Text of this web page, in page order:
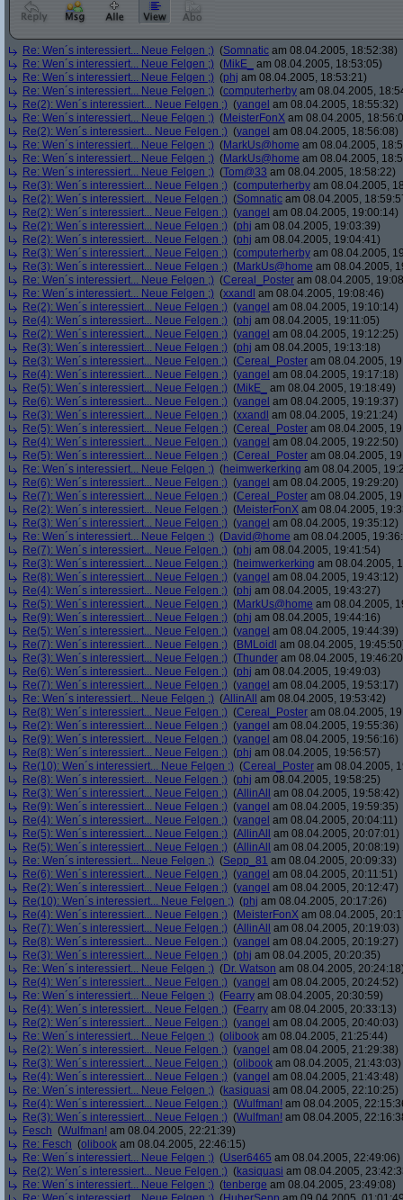
Re: Wen´s interessiert... Neue Felgen ;) (Somnatic am 08.04.2005, 18:52:38)
Re: Wen´s interessiert... Neue Felgen ;) (MikE_
am 08.04.2005, 18:53:05)
Re: Wen´s interessiert... Neue Felgen ;) (phj am 08.04.2005, 18:53:21)
Re: Wen´s interessiert... Neue Felgen ;) (computerherby am 08.04.2005,
Re(2): Wen´s interessiert... Neue Felgen ;) (yangel am 08.04.2005, 18:55:32)
Re: Wen´s interessiert... Neue Felgen ;) (MeisterFonX am 08.04.2005,
Re(2): Wen´s interessiert... Neue Felgen ;) (yangel am 08.04.2005, 18:56:08)
Re: Wen´s interessiert... Neue Felgen ;) (MarkUs@home am 08.04.2005,
Re: Wen´s interessiert... Neue Felgen ;) (MarkUs@home am 08.04.2005,
Re: Wen´s interessiert... Neue Felgen ;) (Tom@33 am 08.04.2005, 18:58:22)
Re(3): Wen´s interessiert... Neue Felgen ;) (computerherby am 08.04.2005,
Re(2): Wen´s interessiert... Neue Felgen ;) (Somnatic am 08.04.2005,
Re(2): Wen´s interessiert... Neue Felgen ;) (yangel am 08.04.2005, 19:00:14)
Re(2): Wen´s interessiert... Neue Felgen ;) (phj am 08.04.2005, 19:03:39)
Re(2): Wen´s interessiert... Neue Felgen ;) (phj am 08.04.2005, 19:04:41)
Re(3): Wen´s interessiert... Neue Felgen ;) (computerherby am 08.04.2005,
Re(3): Wen´s interessiert... Neue Felgen ;) (MarkUs@home am 08.04.2005,
Re: Wen´s interessiert... Neue Felgen ;) (Cereal_Poster am 08.04.2005,
Re: Wen´s interessiert... Neue Felgen ;) (xxandl am 08.04.2005, 19:08:46)
Re(2): Wen´s interessiert... Neue Felgen ;) (yangel am 08.04.2005, 19:10:14)
Re(4): Wen´s interessiert... Neue Felgen ;) (phj am 08.04.2005, 19:11:05)
Re(2): Wen´s interessiert... Neue Felgen ;) (yangel am 08.04.2005, 19:12:25)
Re(3): Wen´s interessiert... Neue Felgen ;) (phj am 08.04.2005, 19:13:18)
Re(3): Wen´s interessiert... Neue Felgen ;) (Cereal_Poster am 08.04.2005,
Re(4): Wen´s interessiert... Neue Felgen ;) (yangel am 08.04.2005, 19:17:18)
Re(5): Wen´s interessiert... Neue Felgen ;) (MikE_
am 08.04.2005, 19:18:49)
Re(6): Wen´s interessiert... Neue Felgen ;) (yangel am 08.04.2005, 19:19:37)
Re(3): Wen´s interessiert... Neue Felgen ;) (xxandl am 08.04.2005, 19:21:24)
Re(5): Wen´s interessiert... Neue Felgen ;) (Cereal_Poster am 08.04.2005,
Re(4): Wen´s interessiert... Neue Felgen ;) (yangel am 08.04.2005, 19:22:50)
Re(5): Wen´s interessiert... Neue Felgen ;) (Cereal_Poster am 08.04.2005,
Re: Wen´s interessiert... Neue Felgen ;) (heimwerkerking am 08.04.2005,
Re(6): Wen´s interessiert... Neue Felgen ;) (yangel am 08.04.2005, 19:29:20)
Re(7): Wen´s interessiert... Neue Felgen ;) (Cereal_Poster am 08.04.2005,
Re(2): Wen´s interessiert... Neue Felgen ;) (MeisterFonX am 08.04.2005,
Re(3): Wen´s interessiert... Neue Felgen ;) (yangel am 08.04.2005, 19:35:12)
Re: Wen´s interessiert... Neue Felgen ;) (David@home am 08.04.2005,
Re(7): Wen´s interessiert... Neue Felgen ;) (phj am 08.04.2005, 19:41:54)
Re(3): Wen´s interessiert... Neue Felgen ;) (heimwerkerking am 08.04.2005,
Re(8): Wen´s interessiert... Neue Felgen ;) (yangel am 08.04.2005, 19:43:12)
Re(4): Wen´s interessiert... Neue Felgen ;) (phj am 08.04.2005, 19:43:27)
Re(5): Wen´s interessiert... Neue Felgen ;) (MarkUs@home am 08.04.2005,
Re(9): Wen´s interessiert... Neue Felgen ;) (phj am 08.04.2005, 19:44:16)
Re(5): Wen´s interessiert... Neue Felgen ;) (yangel am 08.04.2005, 19:44:39)
Re(7): Wen´s interessiert... Neue Felgen ;) (BMLoidl am 08.04.2005,
Re(3): Wen´s interessiert... Neue Felgen ;) (Thunder am 08.04.2005,
Re(6): Wen´s interessiert... Neue Felgen ;) (phj am 08.04.2005, 19:49:03)
Re(7): Wen´s interessiert... Neue Felgen ;) (yangel am 08.04.2005, 19:53:17)
Re: Wen´s interessiert... Neue Felgen ;) (AllinAll
am 08.04.2005, 19:53:42)
Re(8): Wen´s interessiert... Neue Felgen ;) (Cereal_Poster am 08.04.2005,
Re(2): Wen´s interessiert... Neue Felgen ;) (yangel am 08.04.2005, 19:55:36)
Re(9): Wen´s interessiert... Neue Felgen ;) (yangel am 08.04.2005, 19:56:16)
Re(8): Wen´s interessiert... Neue Felgen ;) (phj am 08.04.2005, 19:56:57)
Re(10): Wen´s interessiert... Neue Felgen ;) (Cereal_Poster am 08.04.2005,
Re(8): Wen´s interessiert... Neue Felgen ;) (phj am 08.04.2005, 19:58:25)
Re(3): Wen´s interessiert... Neue Felgen ;) (AllinAll
am 08.04.2005, 19:58:42)
Re(9): Wen´s interessiert... Neue Felgen ;) (yangel am 08.04.2005, 19:59:35)
Re(4): Wen´s interessiert... Neue Felgen ;) (yangel am 08.04.2005, 20:04:11)
Re(5): Wen´s interessiert... Neue Felgen ;) (AllinAll
am 08.04.2005, 20:07:01)
Re(5): Wen´s interessiert... Neue Felgen ;) (AllinAll
am 08.04.2005, 20:08:19)
Re: Wen´s interessiert... Neue Felgen ;) (Sepp_81 am 08.04.2005, 20:09:33)
Re(6): Wen´s interessiert... Neue Felgen ;) (yangel am 08.04.2005, 20:11:51)
Re(2): Wen´s interessiert... Neue Felgen ;) (yangel am 08.04.2005, 20:12:47)
Re(10): Wen´s interessiert... Neue Felgen ;) (phj am 08.04.2005, 20:17:26)
Re(4): Wen´s interessiert... Neue Felgen ;) (MeisterFonX am 08.04.2005,
Re(7): Wen´s interessiert... Neue Felgen ;) (AllinAll
am 08.04.2005, 20:19:03)
Re(8): Wen´s interessiert... Neue Felgen ;) (yangel am 08.04.2005, 20:19:27)
Re(3): Wen´s interessiert... Neue Felgen ;) (phj am 08.04.2005, 20:20:35)
Re: Wen´s interessiert... Neue Felgen ;) (Dr. Watson am 08.04.2005,
Re(4): Wen´s interessiert... Neue Felgen ;) (yangel am 08.04.2005, 20:24:52)
Re: Wen´s interessiert... Neue Felgen ;) (Fearry am 08.04.2005, 20:30:59)
Re(4): Wen´s interessiert... Neue Felgen ;) (Fearry am 08.04.2005, 20:33:13)
Re(2): Wen´s interessiert... Neue Felgen ;) (yangel am 08.04.2005, 20:40:03)
Re: Wen´s interessiert... Neue Felgen ;) (olibook am 08.04.2005, 21:25:44)
Re(2): Wen´s interessiert... Neue Felgen ;) (yangel am 08.04.2005, 21:29:38)
Re(3): Wen´s interessiert... Neue Felgen ;) (olibook am 08.04.2005, 21:43:03)
Re(4): Wen´s interessiert... Neue Felgen ;) (yangel am 08.04.2005, 21:43:48)
Re: Wen´s interessiert... Neue Felgen ;) (kasiquasi am 08.04.2005, 22:10:25)
Re(4): Wen´s interessiert... Neue Felgen ;) (Wulfman! am 08.04.2005,
Re(3): Wen´s interessiert... Neue Felgen ;) (Wulfman! am 08.04.2005,
Fesch (Wulfman! am 08.04.2005, 22:21:39)
Re: Fesch (olibook am 08.04.2005, 22:46:15)
Re: Wen´s interessiert... Neue Felgen ;) (User6465 am 08.04.2005, 22:49:06)
Re(2): Wen´s interessiert... Neue Felgen ;) (kasiquasi am 08.04.2005,
Re: Wen´s interessiert... Neue Felgen ;) (tenberge am 08.04.2005, 23:49:08)